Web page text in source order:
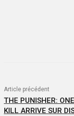
Article précédent
THE PUNISHER:
KILL ARRIVE SUR